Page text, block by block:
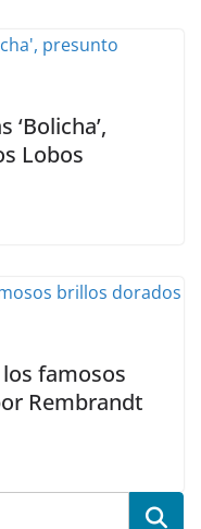
Lobos
famosos
Rembrandt